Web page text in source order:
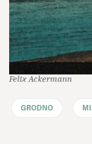
Felix Ackermann
GRODNO